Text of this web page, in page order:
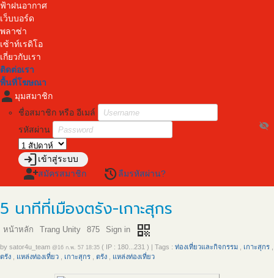
ฟ้าฝนอากาศ
เว็บบอร์ด
พลาซ่า
เซ้าท์เรดิโอ
เกี่ยวกับเรา
ติดต่อเรา
พื้นที่โฆษณา
person มุมสมาชิก
ชื่อสมาชิก หรือ อีเมล์
รหัสผ่าน
visibility_off
loginเข้าสู่ระบบ
person_addสมัครสมาชิก restoreลืมรหัสผ่าน?
5 นาทีที่เมืองตรัง-เกาะสุกร
หน้าหลัก Trang Unity 875 Sign in qr_code
by sator4u_team @16 ก.พ. 57 18:35 ( IP : 180...231 ) Tags : ท่องเที่ยวและกิจกรรม เกาะสุกร
ตรัง
แหล่งท่องเที่ยว เกาะสุกร ตรัง แหล่งท่องเที่ยว